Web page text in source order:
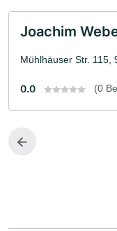
Joachim
Mühlhäuser Str. 115,
0.0 (0